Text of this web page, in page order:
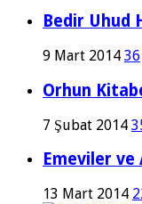
Bedir Uhud
9 Mart 2014 36
Orhun
7 Şubat 2014
Emeviler ve
13 Mart 2014